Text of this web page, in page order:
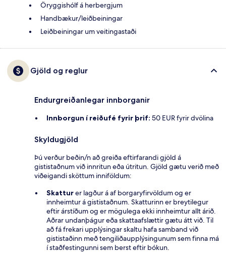
Öryggishólf á herbergjum
Handbækur/leiðbeiningar
Leiðbeiningar um veitingastaði
Gjöld og reglur
Endurgreiðanlegar innborganir
Innborgun í reiðufé fyrir þrif: 50 EUR fyrir dvölina
Skyldugjöld
Þú verður beðin/n að greiða eftirfarandi gjöld á
gististaðnum við innritun eða útritun. Gjöld gætu verið með
viðeigandi sköttum inniföldum:
Skatturer lagður á af borgaryfirvöldum og er
innheimtur á gististaðnum. Skatturinn er breytilegur
eftir árstíðum og er mögulega ekki innheimtur allt árið.
Aðrar undanþágur eða skattaafslættir gætu átt við. Til
að fá frekari upplýsingar skaltu hafa samband við
gististaðinn með tengiliðaupplýsingunum sem finna má
í staðfestingunni sem berst eftir bókun.